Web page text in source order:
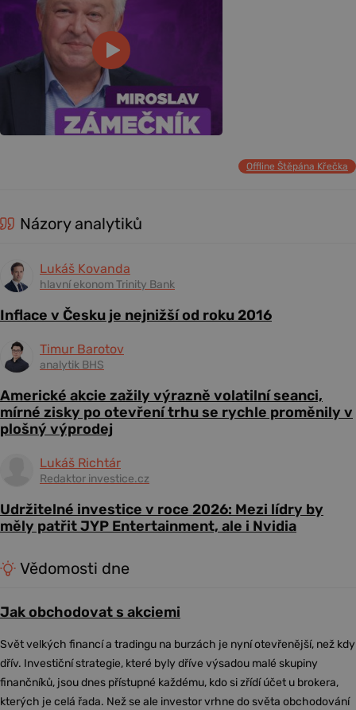
Offline Štěpána Křečka
Názory analytiků
Lukáš Kovanda
hlavní ekonom Trinity Bank
Inflace v Česku je nejnižší od roku 2016
Timur Barotov
analytik BHS
Americké akcie zažily výrazně volatilní seanci,
mírné zisky po otevření trhu se rychle proměnily v
plošný výprodej
Lukáš Richtár
Redaktor investice.cz
Udržitelné investice v roce 2026: Mezi lídry by
měly patřit JYP Entertainment, ale i Nvidia
Vědomosti dne
Jak obchodovat s akciemi
Svět velkých financí a tradingu na burzách je nyní otevřenější, než kdy
dřív. Investiční strategie, které byly dříve výsadou malé skupiny
finančníků, jsou dnes přístupné každému, kdo si zřídí účet u brokera,
kterých je celá řada. Než se ale investor vrhne do světa obchodování